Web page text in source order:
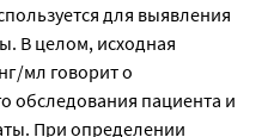
для выявления
В целом, исходная
мл говорит о
обследования пациента и
При определении